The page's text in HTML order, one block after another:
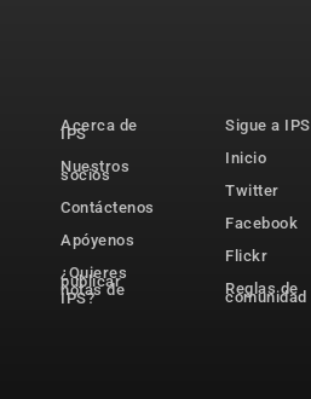
Acerca de
IPS
Nuestros
socios
Contáctenos
Apóyenos
¿Quieres
publicar
notas de
IPS?
Sigue a IPS
Inicio
Twitter
Facebook
Flickr
Reglas de
comunidad